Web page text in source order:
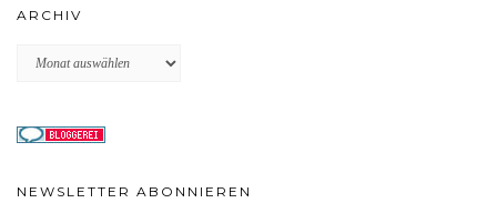
ARCHIV
Archiv
NEWSLETTER ABONNIEREN